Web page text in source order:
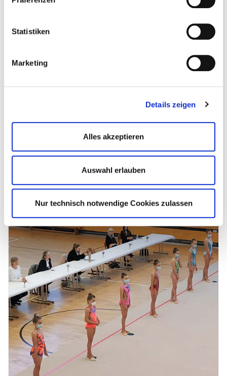
Statistiken
Marketing
Details zeigen
Alles akzeptieren
Auswahl erlauben
Nur technisch notwendige Cookies zulassen
Nun steht für alle Gymnastinnen die Vorbereitung für
Wertungsvorschriften an.
v.l. Darja, Katrin, Leonie, Janna, Regina und Nele. Foto: Bettina